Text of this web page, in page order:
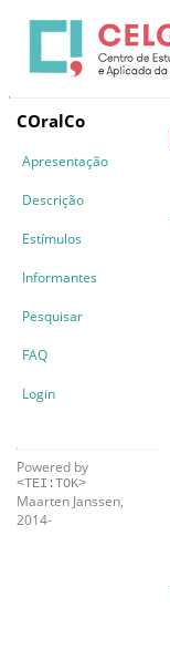
COralCo
Apresentação
Descrição
Estímulos
Informantes
Pesquisar
FAQ
Login
Powered by
<TEI:TOK>
Maarten Janssen,
2014-